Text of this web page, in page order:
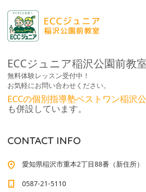
ECCジュニア稲沢公園前教
無料体験レッスン受付中！
お気軽にお問い合わせください。
ECCの個別指導塾ベストワン稲沢
も併設しています。
CONTACT INFO
愛知県稲沢市重本2丁目88番（新住所）
0587-21-5110